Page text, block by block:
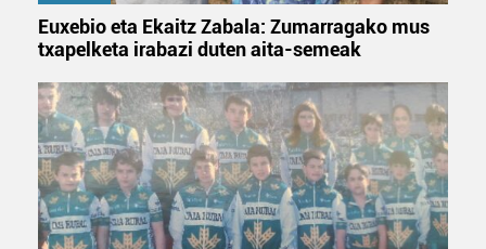
baliatzen gara. Ohar hau onartuz gero, teknologia hori
erabiltzeko baimen esplizitua ematen diguzu.Gehiago
irakurri
Euxebio eta Ekaitz Zabala: Zumarragako mus
txapelketa irabazi duten aita-semeak